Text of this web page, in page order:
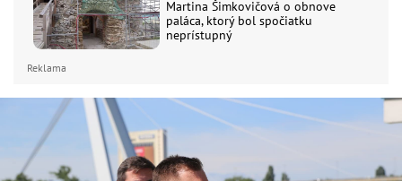
Martina Šimkovičová o obnove
paláca, ktorý bol spočiatku
neprístupný
Reklama